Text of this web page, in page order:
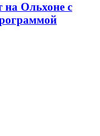
Ольхоне с